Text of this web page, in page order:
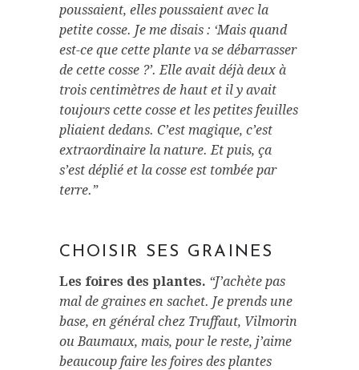
poussaient, elles poussaient avec la
petite cosse. Je me disais : ‘Mais quand
est-ce que cette plante va se débarrasser
de cette cosse ?’. Elle avait déjà deux à
trois centimètres de haut et il y avait
toujours cette cosse et les petites feuilles
pliaient dedans. C’est magique, c’est
extraordinaire la nature. Et puis, ça
s’est déplié et la cosse est tombée par
terre.”
CHOISIR SES GRAINES
Les foires des plantes. “J’achète pas
mal de graines en sachet. Je prends une
base, en général chez Truffaut, Vilmorin
ou Baumaux, mais, pour le reste, j’aime
beaucoup faire les foires des plantes